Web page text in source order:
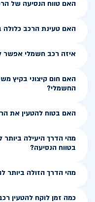
האם טווח הנסיעה של
האם טעינת הרכב
איזה רכב חשמלי אפשר
האם חום קיצוני בקיץ
החשמלי?
האם בטוח להטעין את
מהי הדרך היעילה
בטווח הנסיעה?
מהי הדרך הזולה ביותר
כמה זמן לוקח להטעין